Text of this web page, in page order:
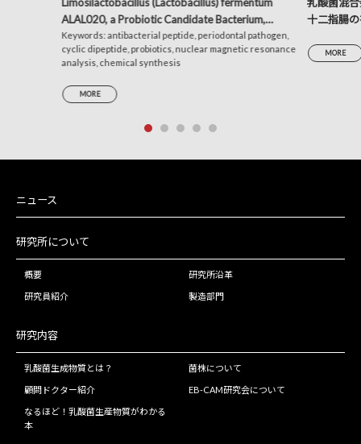
Limosilactobacillus (Lactobacillus) fermentum
ALAL020, a Probiotic Candidate Bacterium,
Produces a Cyclic Dipeptide That Suppresses the
Periodontal Pathogens Porphyromonas gingivalis
and Prevotella intermedia
Keywords: antibacterial peptide, periodontal pathogen,
cyclic dipeptide, probiotics, nuclear magnetic resonance
analysis, chemical synthesis
MORE
乳酸菌混
十二指腸
MORE
ニュース
研究所について
概要 研究所沿革
研究員紹介 製造部門
研究内容
乳酸菌生成物質とは？ 菌株について
顧問ドクター紹介 EB-CAM研究会について
なるほど！乳酸菌生産物質がわかる
本